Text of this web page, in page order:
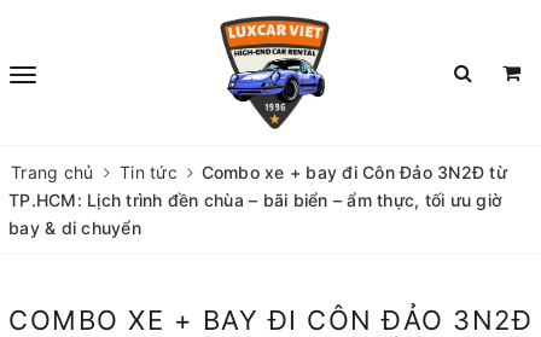
Trang chủ Tin tức
Combo xe + bay đi Côn Đảo 3N2Đ từ
TP.HCM: Lịch trình đền chùa – bãi biển – ẩm thực, tối ưu giờ
bay & di chuyển
COMBO XE + BAY ĐI CÔN ĐẢO 3N2Đ